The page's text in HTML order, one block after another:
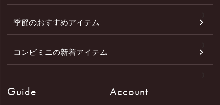
季節のおすすめアイテム
コンビミニの新着アイテム
Guide Account